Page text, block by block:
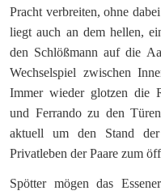
Pracht verbreiten, ohne
liegt auch an dem hellen,
den Schlößmann auf die
Wechselspiel zwischen
Immer wieder glotzen die
und Ferrando zu den
aktuell um den Stand
Privatleben der Paare zum
Spötter mögen das